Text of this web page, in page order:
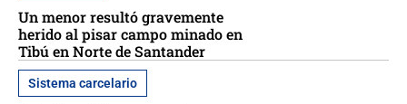
Un menor resultó gravemente
herido al pisar campo minado en
Tibú en Norte de Santander
Sistema carcelario